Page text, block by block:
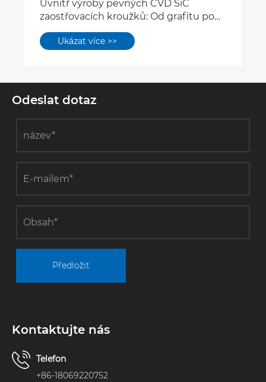
Odeslat dotaz
Předložit
Kontaktujte nás
Telefon
+86-18069220752